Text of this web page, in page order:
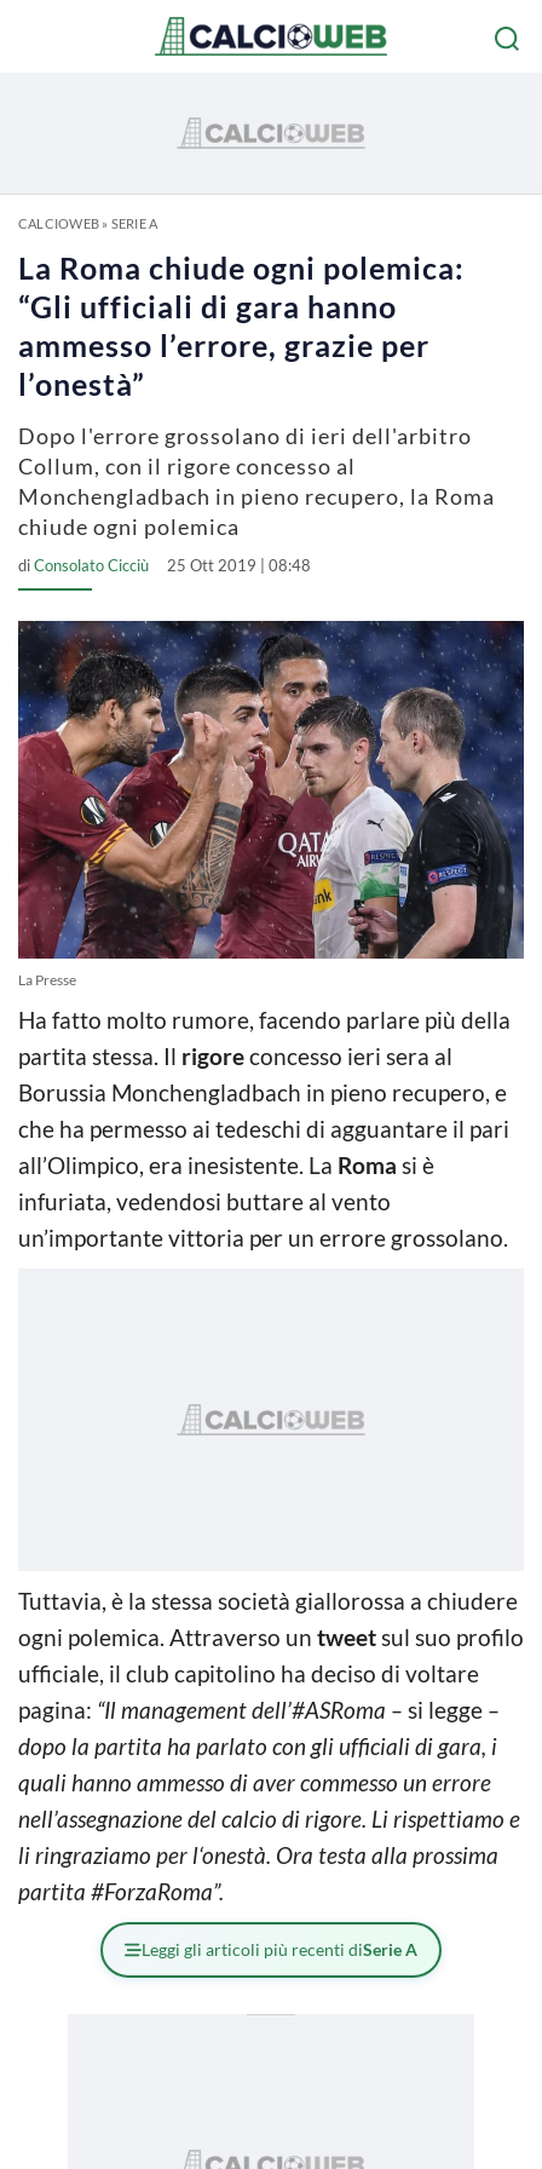
CALCIOWEB» SERIE A
La Roma chiude ogni polemica:
“Gli ufficiali di gara hanno
ammesso l’errore, grazie per
l’onestà”
Dopo l'errore grossolano di ieri dell'arbitro
Collum, con il rigore concesso al
Monchengladbach in pieno recupero, la Roma
chiude ogni polemica
diConsolato Cicciù 25 Ott 2019 | 08:48
La Presse
Ha fatto molto rumore, facendo parlare più della
partita stessa. Il rigoreconcesso ieri sera al
Borussia Monchengladbach in pieno recupero, e
che ha permesso ai tedeschi di agguantare il pari
all’Olimpico, era inesistente. La Roma si è
infuriata, vedendosi buttare al vento
un’importante vittoria per un errore grossolano.
Tuttavia, è la stessa società giallorossa a chiudere
ogni polemica. Attraverso un tweetsul suo profilo
ufficiale, il club capitolino ha deciso di voltare
pagina: “Il management dell’#ASRoma – si legge –
dopo la partita ha parlato con gli ufficiali di gara, i
quali hanno ammesso di aver commesso un errore
nell’assegnazione del calcio di rigore. Li rispettiamo e
li ringraziamo per l‘onestà. Ora testa alla prossima
partita #ForzaRoma”.
Leggi gli articoli più recenti diSerie A